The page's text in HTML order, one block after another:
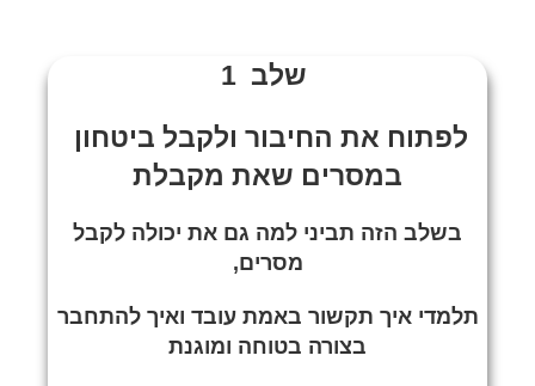
שלב 1
לפתוח את החיבור ולקבל ביטחון
במסרים שאת מקבלת
בשלב הזה תביני למה גם את יכולה לקבל
מסרים,
תלמדי איך תקשור באמת עובד ואיך להתחבר
בצורה בטוחה ומוגנת